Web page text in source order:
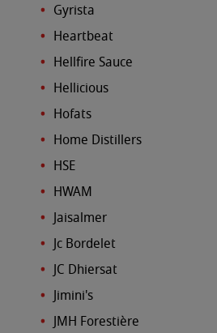
Gyrista
Heartbeat
Hellfire Sauce
Hellicious
Hofats
Home Distillers
HSE
HWAM
Jaisalmer
Jc Bordelet
JC Dhiersat
Jimini's
JMH Forestière